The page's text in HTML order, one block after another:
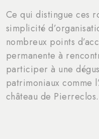
Ce qui distingue ces
simplicité
nombreux points
permanente à
participer à une
patrimoniaux comme
château de Pierreclos.